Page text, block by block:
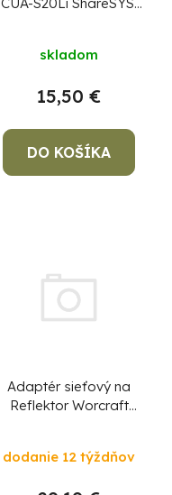
skladom
15,50 €
DO KOŠÍKA
Adaptér sieťový na
Reflektor Worcraft
dodanie 12 týždňov